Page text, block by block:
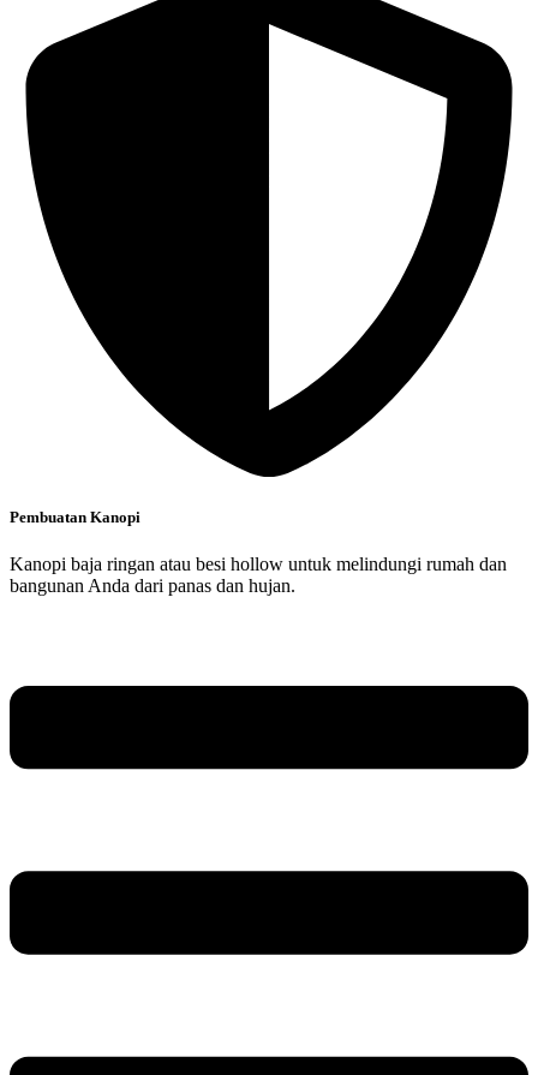
Pembuatan Kanopi
Kanopi baja ringan atau besi hollow untuk melindungi rumah dan
bangunan Anda dari panas dan hujan.